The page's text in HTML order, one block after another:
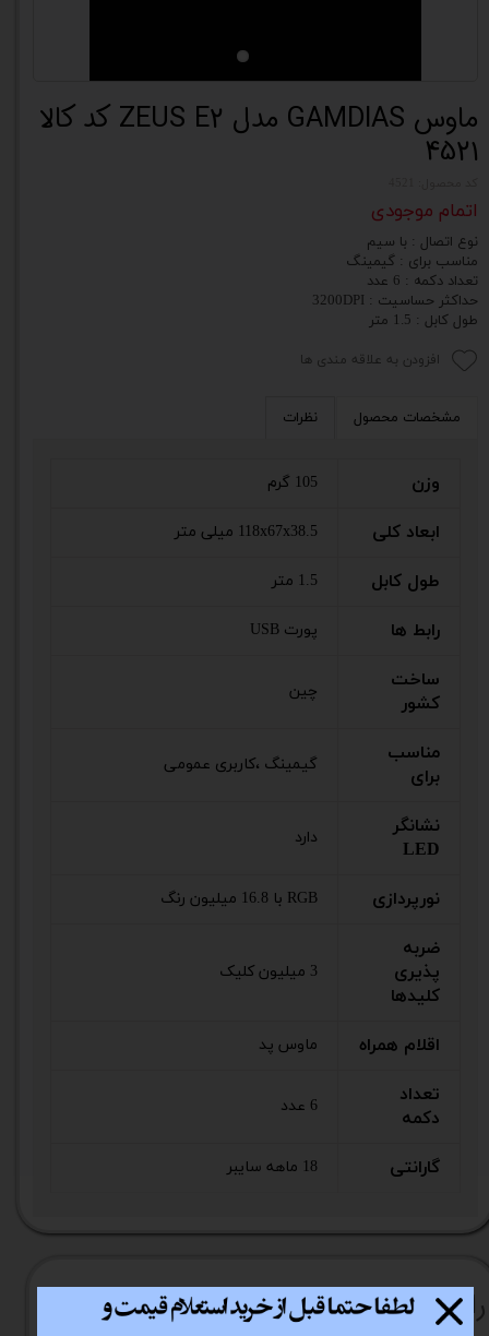
ماوس GAMDIAS مدل ZEUS E2 کد کالا
4521
اتمام موجودی
نوع اتصال : با سیم
مناسب برای : گیمینگ
تعداد دکمه : 6 عدد
حداکثر حساسیت : 3200DPI
طول کابل : 1.5 متر
افزودن به علاقه مندی ها
مشخصات محصول نظرات
وزن 105 گرم
ابعاد کلی 118x67x38.5 میلی‌ متر
طول کابل 1.5 متر
رابط ها پورت USB
ساخت
کشور
چین
مناسب
برای
گیمینگ ،کاربری عمومی
نشانگر
LED
دارد
نورپردازی RGB با 16.8 میلیون رنگ
ضربه
پذیری
کلیدها
3 میلیون کلیک
اقلام همراه ماوس پد
تعداد
دکمه
6 عدد
گارانتی 18 ماهه سایبر
راهنما​​​​​​​​​​​​​​ی خرید نحوه ارسال کالا